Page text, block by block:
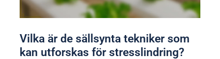
Vilka är de sällsynta tekniker som
kan utforskas för stresslindring?